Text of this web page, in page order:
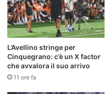
L’Avellino stringe per
Cinquegrano: c’è un X factor
che avvalora il suo arrivo
11 ore fa